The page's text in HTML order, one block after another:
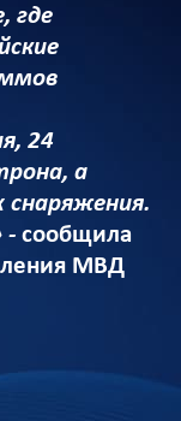
где
24
а
снаряжения.
- сообщила
МВД